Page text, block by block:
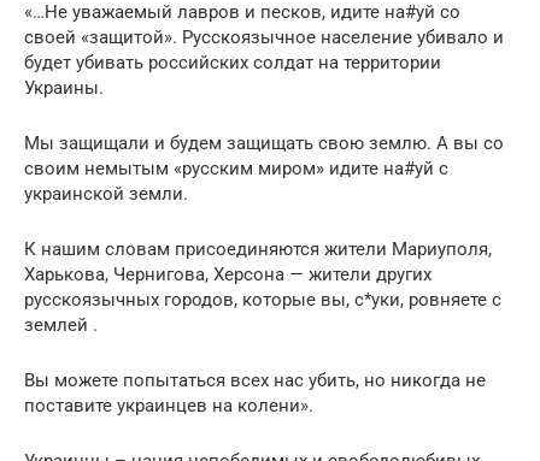
«…Не уважаемый лавров и песков, идите на#уй со
своей «защитой». Русскоязычное население убивало и
будет убивaть российских солдат на территории
Украины.
Мы защищали и будем защищать свою землю. А вы со
своим немытым «русским миром» идите на#уй с
украинской земли.
К нашим словам присоединяются жители Мариуполя,
Харькова, Чернигова, Херсона — жители других
русскоязычных городов, которые вы, с*уки, ровняете с
землей .
Вы можете попытаться всех нас убить, но никогда не
поставите украинцев на колени».